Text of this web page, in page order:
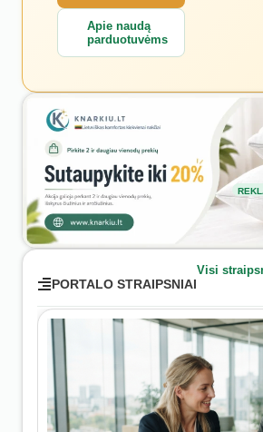
Apie naudą
parduotuvėms
PORTALO STRAIPSNIAI
Visi